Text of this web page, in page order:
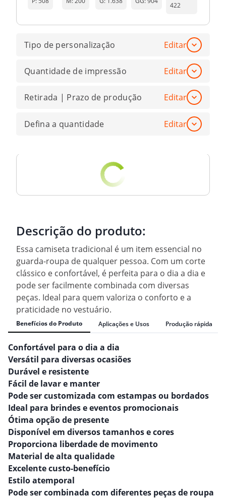
422
Tipo de personalização Editar
Quantidade de impressão Editar
Retirada | Prazo de produção Editar
Defina a quantidade Editar
Descrição do produto:
Essa camiseta tradicional é um item essencial no
guarda-roupa de qualquer pessoa. Com um corte
clássico e confortável, é perfeita para o dia a dia e
pode ser facilmente combinada com diversas
peças. Ideal para quem valoriza o conforto e a
praticidade no vestuário.
Benefícios do Produto Aplicações e Usos Produção rápida
Confortável para o dia a dia
Versátil para diversas ocasiões
Durável e resistente
Fácil de lavar e manter
Pode ser customizada com estampas ou bordados
Ideal para brindes e eventos promocionais
Ótima opção de presente
Disponível em diversos tamanhos e cores
Proporciona liberdade de movimento
Material de alta qualidade
Excelente custo-benefício
Estilo atemporal
Pode ser combinada com diferentes peças de roupa